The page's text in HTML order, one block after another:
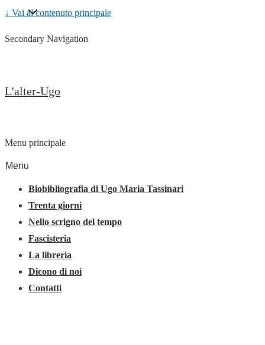
↓ Vai al contenuto principale
Secondary Navigation
L'alter-Ugo
Menu principale
Menu
Biobibliografia di Ugo Maria Tassinari
Trenta giorni
Nello scrigno del tempo
Fascisteria
La libreria
Dicono di noi
Contatti